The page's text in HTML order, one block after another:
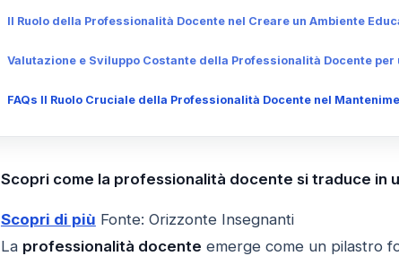
Il Ruolo della Professionalità Docente nel Creare un Ambiente
Valutazione e Sviluppo Costante della Professionalità Docente
FAQs Il Ruolo Cruciale della Professionalità Docente nel
Scopri come la professionalità docente si traduce
Scopri di più Fonte: Orizzonte Insegnanti
La professionalità docente emerge come un pilastro